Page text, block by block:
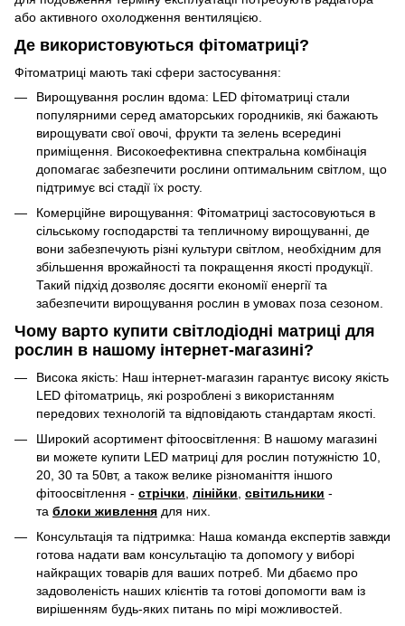
або активного охолодження вентиляцією.
Де використовуються фітоматриці?
Фітоматриці мають такі сфери застосування:
Вирощування рослин вдома: LED фітоматриці стали
популярними серед аматорських городників, які бажають
вирощувати свої овочі, фрукти та зелень всередині
приміщення. Високоефективна спектральна комбінація
допомагає забезпечити рослини оптимальним світлом, що
підтримує всі стадії їх росту.
Комерційне вирощування: Фітоматриці застосовуються в
сільському господарстві та тепличному вирощуванні, де
вони забезпечують різні культури світлом, необхідним для
збільшення врожайності та покращення якості продукції.
Такий підхід дозволяє досягти економії енергії та
забезпечити вирощування рослин в умовах поза сезоном.
Чому варто купити світлодіодні матриці для
рослин в нашому інтернет-магазині?
Висока якість: Наш інтернет-магазин гарантує високу якість
LED фітоматриць, які розроблені з використанням
передових технологій та відповідають стандартам якості.
Широкий асортимент фітоосвітлення: В нашому магазині
ви можете купити LED матриці для рослин потужністю 10,
20, 30 та 50вт, а також велике різноманіття іншого
фітоосвітлення - стрічки лінійки світильники -
та блоки живлення для них.
Консультація та підтримка: Наша команда експертів завжди
готова надати вам консультацію та допомогу у виборі
найкращих товарів для ваших потреб. Ми дбаємо про
задоволеність наших клієнтів та готові допомогти вам із
вирішенням будь-яких питань по мірі можливостей.